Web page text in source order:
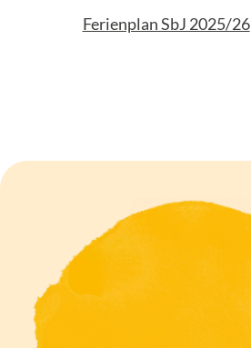
Ferienplan SbJ 2025/26